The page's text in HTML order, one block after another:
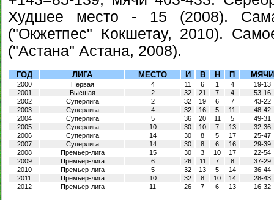
Худшее место - 15 (2008).
("Окжетпес" Кокшетау, 2010).
("Астана" Астана, 2008).
ГОД ЛИГА МЕСТО И В Н П МЯЧИ
2000 Первая 4 11 6 1 4
19-13
2001
Высшая 2 32 21 7 4
53-16
2002
Суперлига 2 32 19 6 7
43-22
2003
Суперлига 4 32 16 5 11
48-42
2004
Суперлига 5 36 20 11 5
49-31
2005
Суперлига 10 30 10 7 13
32-36
2006
Суперлига 14 30 8 5 17
25-47
2007
Суперлига 14 30 8 6 16
29-39
2008
Премьер-лига 15 30 3 10 17
22-54
2009
Премьер-лига 6 26 11 7 8
37-29
2010
Премьер-лига 5 32 13 5 14
36-44
2011
Премьер-лига 10 32 8 10 14
28-43
2012
Премьер-лига 11 26 7 6 13 16-32